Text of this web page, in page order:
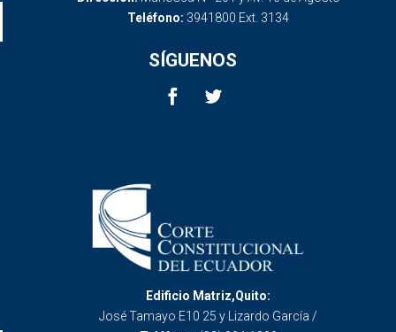
Teléfono: 3941800 Ext. 3134
SÍGUENOS
Edificio Matriz,Quito:
José Tamayo E10 25 y Lizardo García /